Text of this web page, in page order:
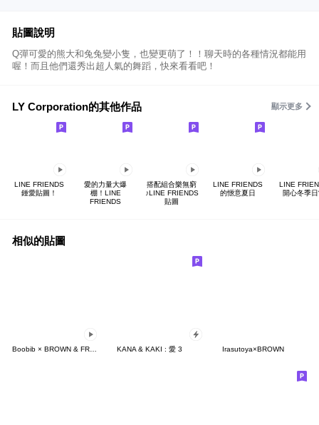
貼圖說明
Q彈可愛的熊大和兔兔變小隻，也變更萌了！！聊天時的各種情況都能用
喔！而且他們還秀出超人氣的舞蹈，快來看看吧！
LY Corporation的其他作品 顯示更多
LINE FRIENDS
鍾愛貼圖！
愛的力量大爆
棚！LINE
FRIENDS
搭配組合樂無窮
♪LINE FRIENDS
貼圖
LINE FRIENDS
的愜意夏日
LINE
開心冬季
相似的貼圖
Boobib × BROWN & FRIENDS KANA & KAKI : 愛 3 Irasutoya×BROWN